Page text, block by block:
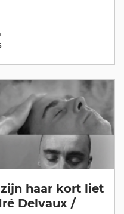
zijn haar kort liet
Delvaux /